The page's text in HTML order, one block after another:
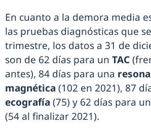
En cuanto a la demora media
las pruebas diagnósticas que
trimestre, los datos a 31 de
son de 62 días para un TAC
antes), 84 días para una
magnética (102 en 2021), 87
ecografía (75) y 62 días para
(54 al finalizar 2021).